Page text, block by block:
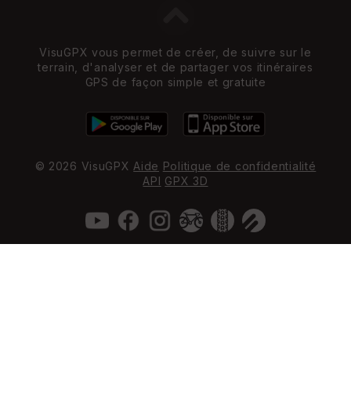
VisuGPX vous permet de créer, de suivre sur le
terrain, d'analyser et de partager vos itinéraires
GPS de façon simple et gratuite
© 2026 VisuGPX Aide Politique de confidentialité
API GPX 3D